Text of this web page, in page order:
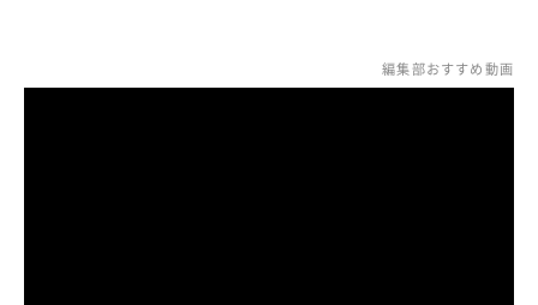
編集部おすすめ動画